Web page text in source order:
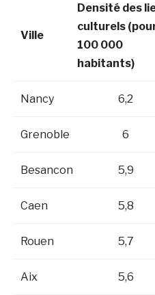
Ville
Densité des
culturels
100 000
habitants)
Nancy 6,2
Grenoble 6
Besancon 5,9
Caen 5,8
Rouen 5,7
Aix 5,6